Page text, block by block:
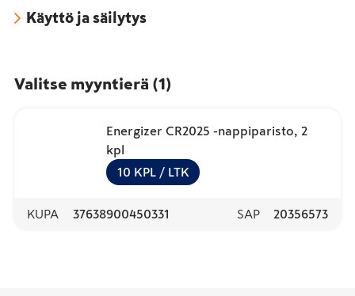
Käyttö ja säilytys
Valitse myyntierä (1)
Energizer CR2025 -nappiparisto, 2
kpl
10 KPL / LTK
KUPA 37638900450331 SAP 20356573